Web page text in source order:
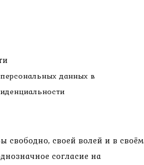
данных в
свободно, своей волей и в своём
согласие на